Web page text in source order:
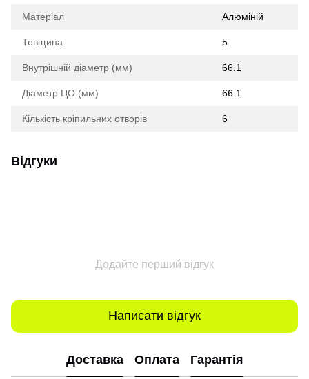
Матеріал Алюміній
Товщина 5
Внутрішній діаметр (мм) 66.1
Діаметр ЦО (мм) 66.1
Кількість кріпильних отворів 6
Відгуки
Додайте перший відгук
Написати відгук
Доставка Оплата Гарантія